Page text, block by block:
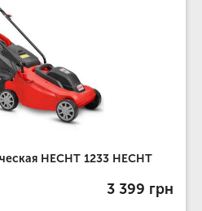
HECHT 1233 HECHT
3 399 грн